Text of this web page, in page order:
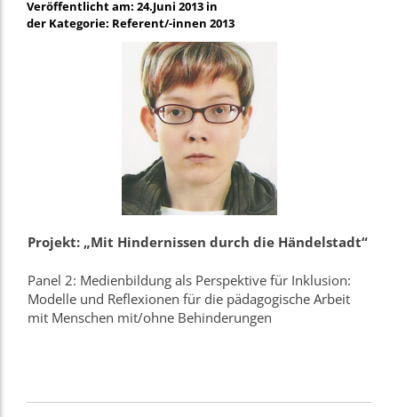
Veröffentlicht am: 24.Juni 2013 in
der Kategorie: Referent/-innen 2013
Projekt: „Mit Hindernissen durch die Händelstadt“
Panel 2: Medienbildung als Perspektive für Inklusion:
Modelle und Reflexionen für die pädagogische Arbeit
mit Menschen mit/ohne Behinderungen